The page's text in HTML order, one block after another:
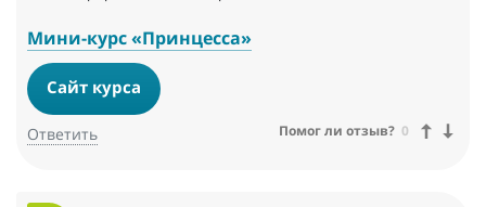
Мини-курс «Принцесса»
Сайт курса
Ответить Помог ли отзыв? 0